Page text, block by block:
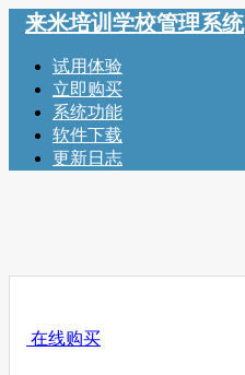
来米培训学校管理系统
试用体验
立即购买
系统功能
软件下载
更新日志
在线购买